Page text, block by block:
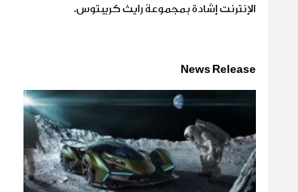
الإنترنت إشادة بمجموعة رايث كريبتوس.
News Release